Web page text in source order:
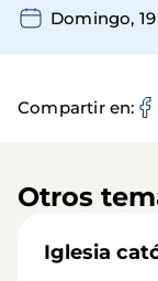
Domingo,
Compartir en
Otros
Iglesia